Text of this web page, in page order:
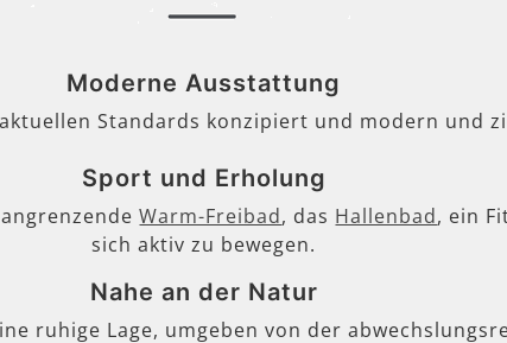
Moderne Ausstattung
Standards konzipiert und modern und
Sport und Erholung
angrenzendeWarm-Freibad, das Hallenbad, ein
sich aktiv zu bewegen.
Nahe an der Natur
ruhige Lage, umgeben von der